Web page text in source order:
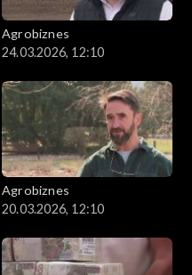
Agrobiznes
24.03.2026, 12:10
Agrobiznes
20.03.2026, 12:10